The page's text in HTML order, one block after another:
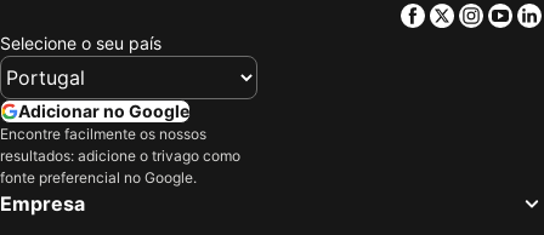
Facebook
Twitter
Selecione o seu país
Adicionar no Google
Encontre facilmente os nossos
resultados: adicione o trivago como
fonte preferencial no Google.
Empresa